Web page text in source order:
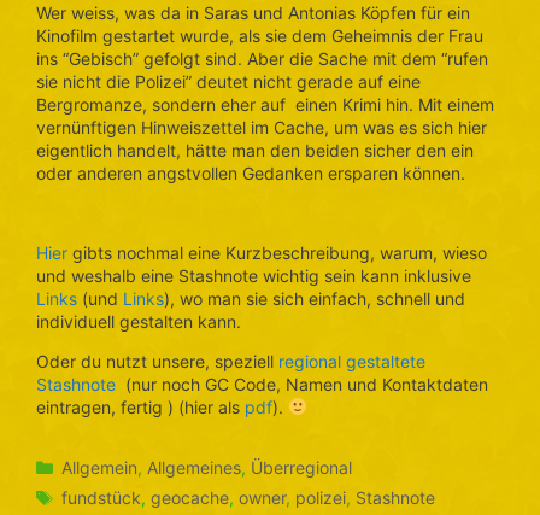
Wer weiss, was da in Saras und Antonias Köpfen für ein
Kinofilm gestartet wurde, als sie dem Geheimnis der Frau
ins “Gebisch” gefolgt sind. Aber die Sache mit dem “rufen
sie nicht die Polizei” deutet nicht gerade auf eine
Bergromanze, sondern eher auf einen Krimi hin. Mit einem
vernünftigen Hinweiszettel im Cache, um was es sich hier
eigentlich handelt, hätte man den beiden sicher den ein
oder anderen angstvollen Gedanken ersparen können.
Hier gibts nochmal eine Kurzbeschreibung, warum, wieso
und weshalb eine Stashnote wichtig sein kann inklusive
Links (und Links), wo man sie sich einfach, schnell und
individuell gestalten kann.
Oder du nutzt unsere, speziell regional gestaltete
Stashnote (nur noch GC Code, Namen und Kontaktdaten
eintragen, fertig ) (hier als pdf).
Kategorien
Allgemein, Allgemeines, Überregional
Schlagwörter
fundstück,geocache,owner, polizei, Stashnote